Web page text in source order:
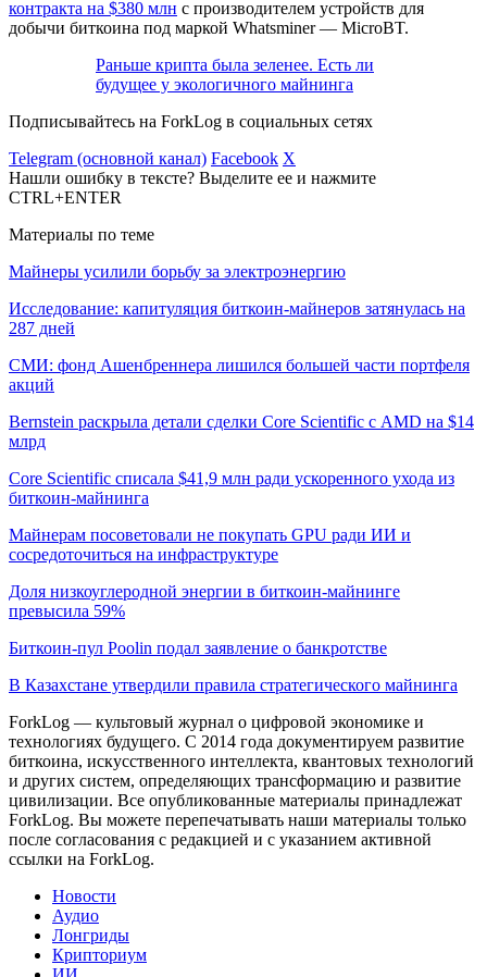
контракта на $380 млн с производителем устройств для
добычи биткоина под маркой Whatsminer — MicroBT.
Раньше крипта была зеленее. Есть ли
будущее у экологичного майнинга
Подписывайтесь на ForkLog в социальных сетях
Telegram (основной канал) Facebook X
Нашли ошибку в тексте? Выделите ее и нажмите
CTRL+ENTER
Материалы по теме
Майнеры усилили борьбу за электроэнергию
Исследование: капитуляция биткоин-майнеров затянулась на
287 дней
СМИ: фонд Ашенбреннера лишился большей части портфеля
акций
Bernstein раскрыла детали сделки Core Scientific с AMD на $14
млрд
Core Scientific списала $41,9 млн ради ускоренного ухода из
биткоин-майнинга
Майнерам посоветовали не покупать GPU ради ИИ и
сосредоточиться на инфраструктуре
Доля низкоуглеродной энергии в биткоин-майнинге
превысила 59%
Биткоин-пул Poolin подал заявление о банкротстве
В Казахстане утвердили правила стратегического майнинга
ForkLog — культовый журнал о цифровой экономике и
технологиях будущего. С 2014 года документируем развитие
биткоина, искусственного интеллекта, квантовых технологий
и других систем, определяющих трансформацию и развитие
цивилизации. Все опубликованные материалы принадлежат
ForkLog. Вы можете перепечатывать наши материалы только
после согласования с редакцией и с указанием активной
ссылки на ForkLog.
Новости
Аудио
Лонгриды
Крипториум